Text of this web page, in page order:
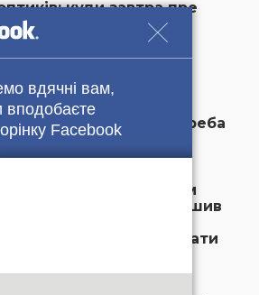
вдячні вам,
вподобаєте
Facebook
куди завтра пре
і снігопад?
2025
банках
усіх”: скільки
коштує валюта, чи треба
в обмінники?
2025
різко змінив напрям
курс валют приголомшив
та чи час рятувати
2025